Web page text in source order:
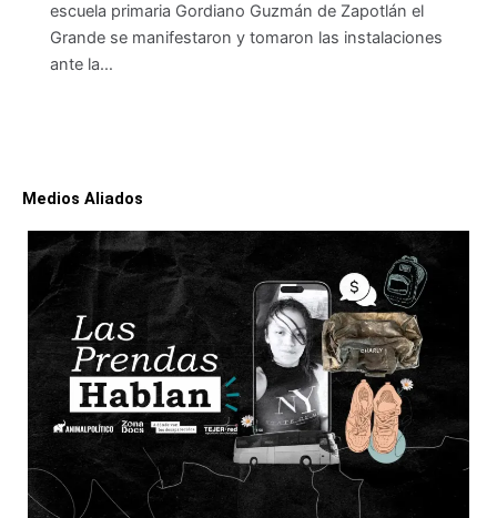
escuela primaria Gordiano Guzmán de Zapotlán el
Grande se manifestaron y tomaron las instalaciones
ante la…
Medios Aliados